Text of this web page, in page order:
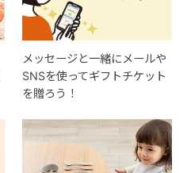
メッセージと一緒にメールや
SNSを使ってギフトチケット
を贈ろう！